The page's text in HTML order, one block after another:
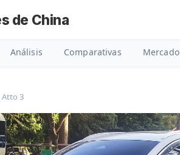
de China
Análisis Comparativas Mercado
Atto 3